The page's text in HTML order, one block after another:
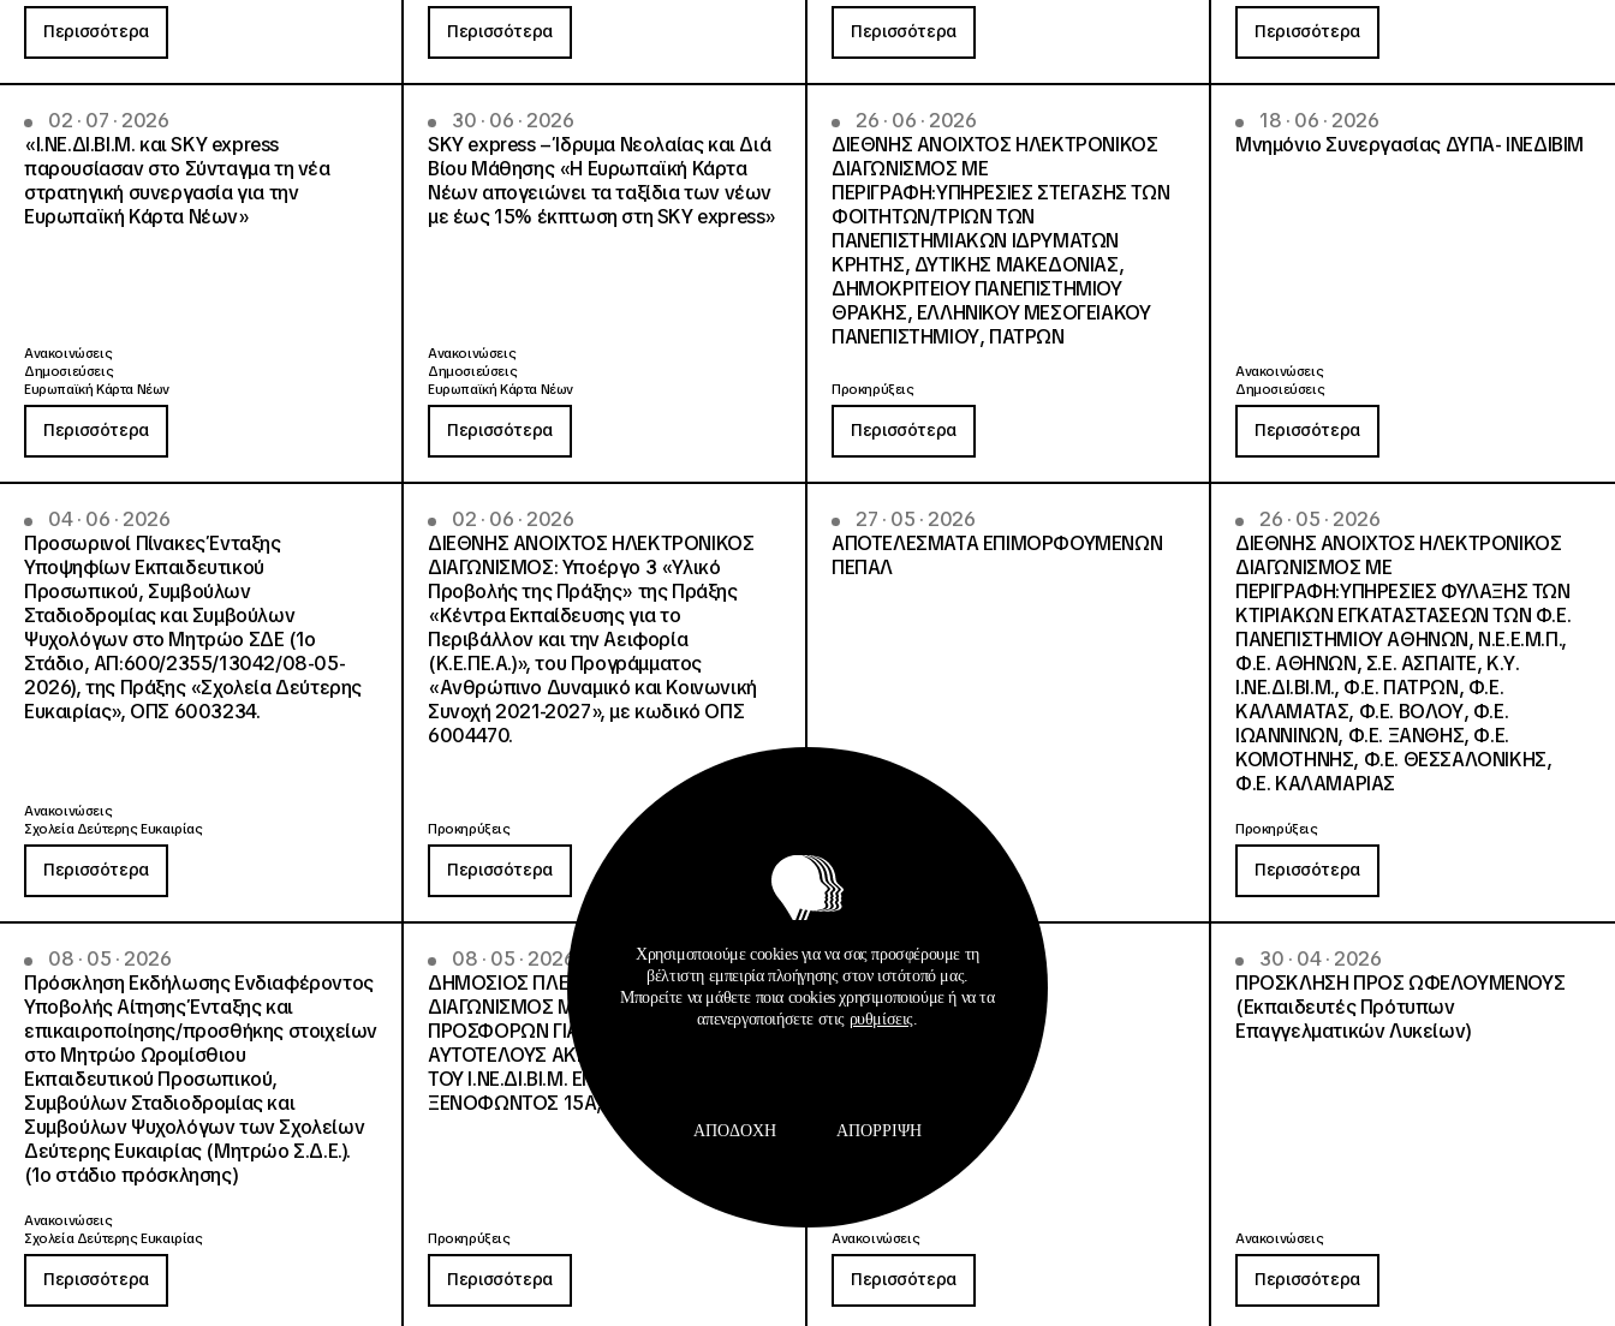
Περισσότερα Περισσότερα Περισσότερα Περισσότερα
02 · 07 · 2026
«Ι.ΝΕ.ΔΙ.ΒΙ.Μ. και SKY express
παρουσίασαν στο Σύνταγμα τη νέα
στρατηγική συνεργασία για την
Ευρωπαϊκή Κάρτα Νέων»
Ανακοινώσεις
Δημοσιεύσεις
Ευρωπαϊκή Κάρτα Νέων
Περισσότερα
30 · 06 · 2026
SKY express – Ίδρυμα Νεολαίας και Διά
Βίου Μάθησης «Η Ευρωπαϊκή Κάρτα
Νέων απογειώνει τα ταξίδια των νέων
με έως 15% έκπτωση στη SKY express»
Ανακοινώσεις
Δημοσιεύσεις
Ευρωπαϊκή Κάρτα Νέων
Περισσότερα
26 · 06 · 2026
ΔΙΕΘΝΗΣ ΑΝΟΙΧΤΟΣ ΗΛΕΚΤΡΟΝΙΚΟΣ
ΔΙΑΓΩΝΙΣΜΟΣ ΜΕ
ΠΕΡΙΓΡΑΦΗ:ΥΠΗΡΕΣΙΕΣ ΣΤΕΓΑΣΗΣ ΤΩΝ
ΦΟΙΤΗΤΩΝ/ΤΡΙΩΝ ΤΩΝ
ΠΑΝΕΠΙΣΤΗΜΙΑΚΩΝ ΙΔΡΥΜΑΤΩΝ
KΡΗΤΗΣ, ΔΥΤΙΚΗΣ ΜΑΚΕΔΟΝΙΑΣ,
ΔΗΜΟΚΡΙΤΕΙΟΥ ΠΑΝΕΠΙΣΤΗΜΙΟΥ
ΘΡΑΚΗΣ, ΕΛΛΗΝΙΚΟΥ ΜΕΣΟΓΕΙΑΚΟΥ
ΠΑΝΕΠΙΣΤΗΜΙΟΥ, ΠΑΤΡΩΝ
Προκηρύξεις
Περισσότερα
18 · 06 · 2026
Μνημόνιο Συνεργασίας ΔΥΠΑ- ΙΝΕΔΙΒΙΜ
Ανακοινώσεις
Δημοσιεύσεις
Περισσότερα
04 · 06 · 2026
Προσωρινοί Πίνακες Ένταξης
Υποψηφίων Εκπαιδευτικού
Προσωπικού, Συμβούλων
Σταδιοδρομίας και Συμβούλων
Ψυχολόγων στο Μητρώο ΣΔΕ (1ο
Στάδιο, ΑΠ:600/2355/13042/08-05-
2026), της Πράξης «Σχολεία Δεύτερης
Ευκαιρίας», ΟΠΣ 6003234.
Ανακοινώσεις
Σχολεία Δεύτερης Ευκαιρίας
Περισσότερα
02 · 06 · 2026
ΔΙΕΘΝΗΣ ΑΝΟΙΧΤΟΣ ΗΛΕΚΤΡΟΝΙΚΟΣ
ΔΙΑΓΩΝΙΣΜΟΣ: Υποέργο 3 «Υλικό
Προβολής της Πράξης» της Πράξης
«Κέντρα Εκπαίδευσης για το
Περιβάλλον και την Αειφορία
(Κ.Ε.ΠΕ.Α.)», του Προγράμματος
«Ανθρώπινο Δυναμικό και Κοινωνική
Συνοχή 2021-2027», με κωδικό ΟΠΣ
6004470.
Προκηρύξεις
Περισσότερα
27 · 05 · 2026
ΑΠΟΤΕΛΕΣΜΑΤΑ ΕΠΙΜΟΡΦΟΥΜΕΝΩΝ
ΠΕΠΑΛ
26 · 05 · 2026
ΔΙΕΘΝΗΣ ΑΝΟΙΧΤΟΣ ΗΛΕΚΤΡΟΝΙΚΟΣ
ΔΙΑΓΩΝΙΣΜΟΣ ΜΕ
ΠΕΡΙΓΡΑΦΗ:ΥΠΗΡΕΣΙΕΣ ΦΥΛΑΞΗΣ ΤΩΝ
ΚΤΙΡΙΑΚΩΝ ΕΓΚΑΤΑΣΤΑΣΕΩΝ ΤΩΝ Φ.Ε.
ΠΑΝΕΠΙΣΤΗΜΙΟΥ ΑΘΗΝΩΝ, Ν.Ε.Ε.Μ.Π.,
Φ.Ε. ΑΘΗΝΩΝ, Σ.Ε. ΑΣΠΑΙΤΕ, Κ.Υ.
Ι.ΝΕ.ΔΙ.ΒΙ.Μ., Φ.Ε. ΠΑΤΡΩΝ, Φ.Ε.
ΚΑΛΑΜΑΤΑΣ, Φ.Ε. ΒΟΛΟΥ, Φ.Ε.
ΙΩΑΝΝΙΝΩΝ, Φ.Ε. ΞΑΝΘΗΣ, Φ.Ε.
ΚΟΜΟΤΗΝΗΣ, Φ.Ε. ΘΕΣΣΑΛΟΝΙΚΗΣ,
Φ.Ε. ΚΑΛΑΜΑΡΙΑΣ
Προκηρύξεις
Περισσότερα
08 · 05 · 2026
Πρόσκληση Εκδήλωσης Ενδιαφέροντος
Υποβολής Αίτησης Ένταξης και
επικαιροποίησης/προσθήκης στοιχείων
στο Μητρώο Ωρομίσθιου
Εκπαιδευτικού Προσωπικού,
Συμβούλων Σταδιοδρομίας και
Συμβούλων Ψυχολόγων των Σχολείων
Δεύτερης Ευκαιρίας (Μητρώο Σ.Δ.Ε.).
(1ο στάδιο πρόσκλησης)
Ανακοινώσεις
Σχολεία Δεύτερης Ευκαιρίας
Περισσότερα
08 · 05 · 2026
ΔΗΜΟΣΙΟΣ ΠΛΕΙΟΔΟΤΙΚΟΣ
ΔΙΑΓΩΝΙΣΜΟΣ ΜΕ ΚΑΤΑΘΕΣΗ ΚΛΕΙΣΤΩΝ
ΠΡΟΣΦΟΡΩΝ ΓΙΑ ΤΗΝ ΕΚΜΙΣΘΩΣΗ
ΑΥΤΟΤΕΛΟΥΣ ΑΚΙΝΗΤΟΥ ΙΔΙΟΚΤΗΣΙΑΣ
ΤΟΥ Ι.ΝΕ.ΔΙ.ΒΙ.Μ. ΕΠΙ ΤΗΣ ΟΔΟΥ
ΞΕΝΟΦΩΝΤΟΣ 15Α, ΣΤΗΝ ΑΘΗΝΑ
Προκηρύξεις
Περισσότερα
30 · 04 · 2026
ΑΠΟΤΕΛΕΣΜΑΤΑ ΣΑΕΚ
Ανακοινώσεις
Περισσότερα
30 · 04 · 2026
ΠΡΟΣΚΛΗΣΗ ΠΡΟΣ ΩΦΕΛΟΥΜΕΝΟΥΣ
(Εκπαιδευτές Πρότυπων
Επαγγελματικών Λυκείων)
Ανακοινώσεις
Περισσότερα
Χρησιμοποιούμε cookies για να σας προσφέρουμε τη
βέλτιστη εμπειρία πλοήγησης στον ιστότοπό μας.
Μπορείτε να μάθετε ποια cookies χρησιμοποιούμε ή να τα
απενεργοποιήσετε στις ρυθμίσεις.
ΑΠΟΔΟΧΉ ΑΠΌΡΡΙΨΗ